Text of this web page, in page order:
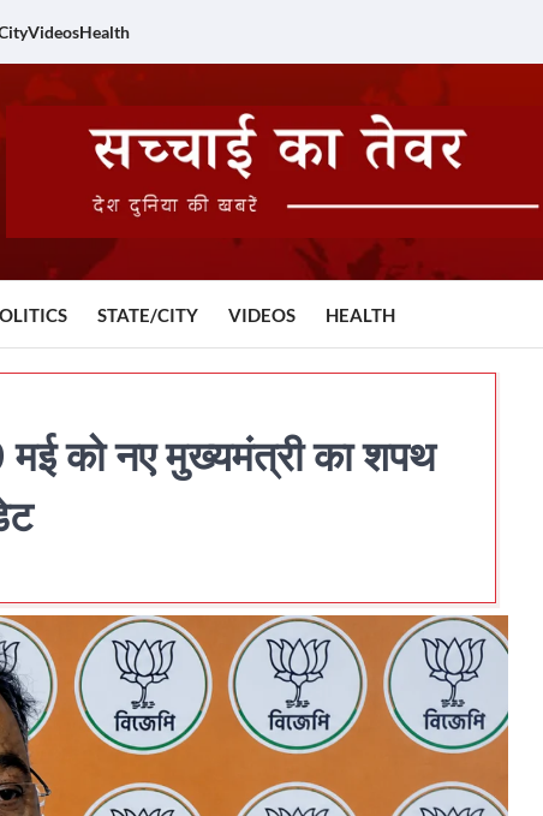
VideosHealth
STATE/CITY VIDEOS HEALTH
मई को नए मुख्यमंत्री का शपथ